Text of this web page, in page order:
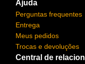
Ajuda
Perguntas frequentes
Entrega
Meus pedidos
Trocas e devoluções
Central de